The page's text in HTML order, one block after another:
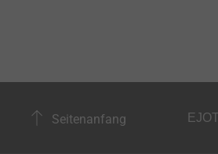
Seitenanfang